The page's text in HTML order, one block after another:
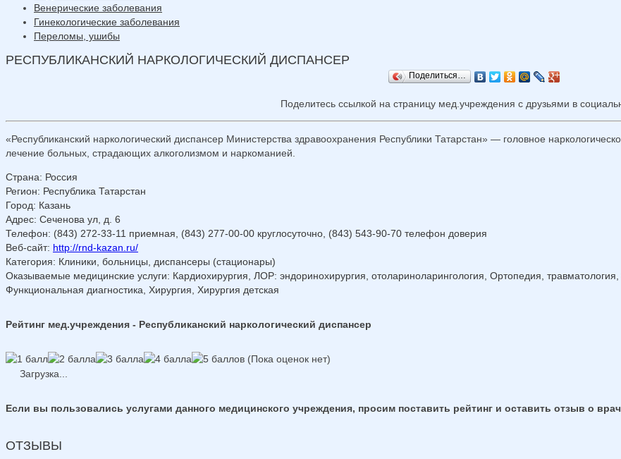
Венерические заболевания
Гинекологические заболевания
Переломы, ушибы
РЕСПУБЛИКАНСКИЙ НАРКОЛОГИЧЕСКИЙ ДИСПАНСЕР
Поделиться…
Поделитесь ссылкой на страницу мед.учреждения с друзьями в
«Республиканский наркологический диспансер Министерства здравоохранения Республики Татарстан» — головное
лечение больных, страдающих алкоголизмом и наркоманией.
Страна: Россия
Регион: Республика Татарстан
Город: Казань
Адрес: Сеченова ул, д. 6
Телефон: (843) 272-33-11 приемная, (843) 277-00-00 круглосуточно, (843) 543-90-70 телефон доверия
Веб-сайт: http://rnd-kazan.ru/
Категория: Клиники, больницы, диспансеры (стационары)
Оказываемые медицинские услуги: Кардиохирургия, ЛОР: эндоринохирургия, отолариноларингология, Ортопедия,
Функциональная диагностика, Хирургия, Хирургия детская
Рейтинг мед.учреждения - Республиканский наркологический диспансер
(Пока оценок нет)
Загрузка...
Если вы пользовались услугами данного медицинского учреждения, просим поставить рейтинг и оставить отзыв о
ОТЗЫВЫ